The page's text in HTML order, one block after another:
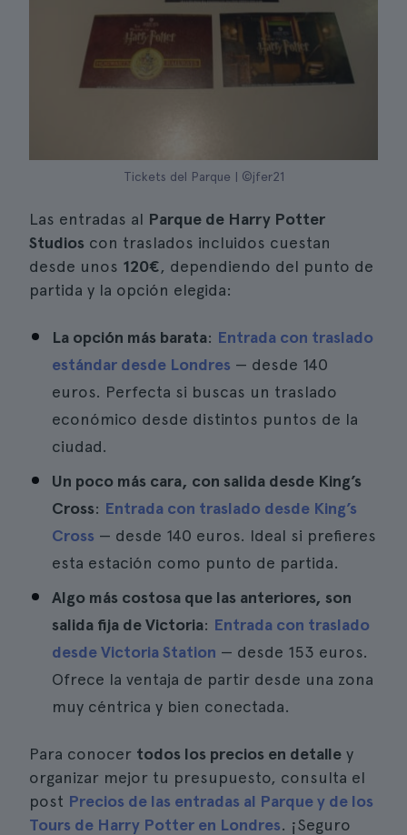
Tickets del Parque | ©jfer21
Las entradas al Parque de Harry Potter
Studios con traslados incluidos cuestan
desde unos 120€, dependiendo del punto de
partida y la opción elegida:
La opción más barata: Entrada con traslado
estándar desde Londres — desde 140
euros. Perfecta si buscas un traslado
económico desde distintos puntos de la
ciudad.
Un poco más cara, con salida desde King’s
Cross: Entrada con traslado desde King’s
Cross — desde 140 euros. Ideal si prefieres
esta estación como punto de partida.
Algo más costosa que las anteriores, son
salida fija de Victoria: Entrada con traslado
desde Victoria Station — desde 153 euros.
Ofrece la ventaja de partir desde una zona
muy céntrica y bien conectada.
Para conocer todos los precios en detalle y
organizar mejor tu presupuesto, consulta el
post Precios de las entradas al Parque y de los
Tours de Harry Potter en Londres. ¡Seguro